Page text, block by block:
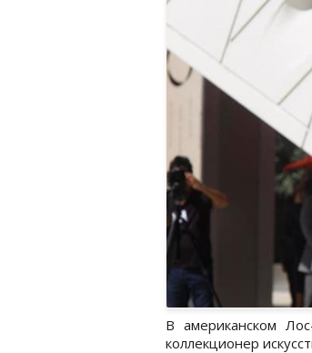
В американском
коллекционер